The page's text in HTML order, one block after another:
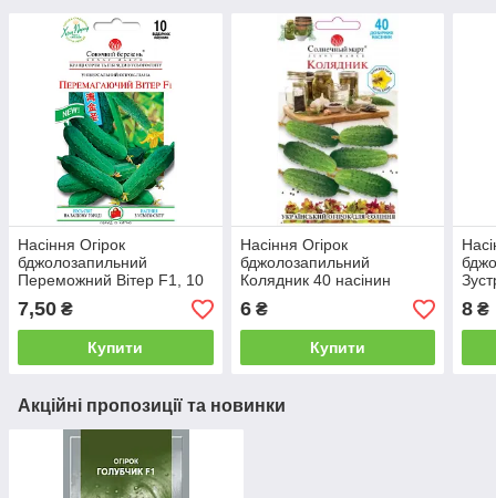
Насіння Огірок
бджолозапильний
Переможний Вітер F1, 10
насінин Сонячний
Березень
7,50 ₴
Купити
Насіння Огірок
бджолозапильний
Колядник 40 насінин
Сонячний Березень
6₴
Купити
8 ₴
Акційні пропозиції та новинки